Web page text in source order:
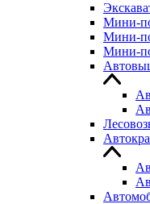
Мини-
Мини-
Мини-